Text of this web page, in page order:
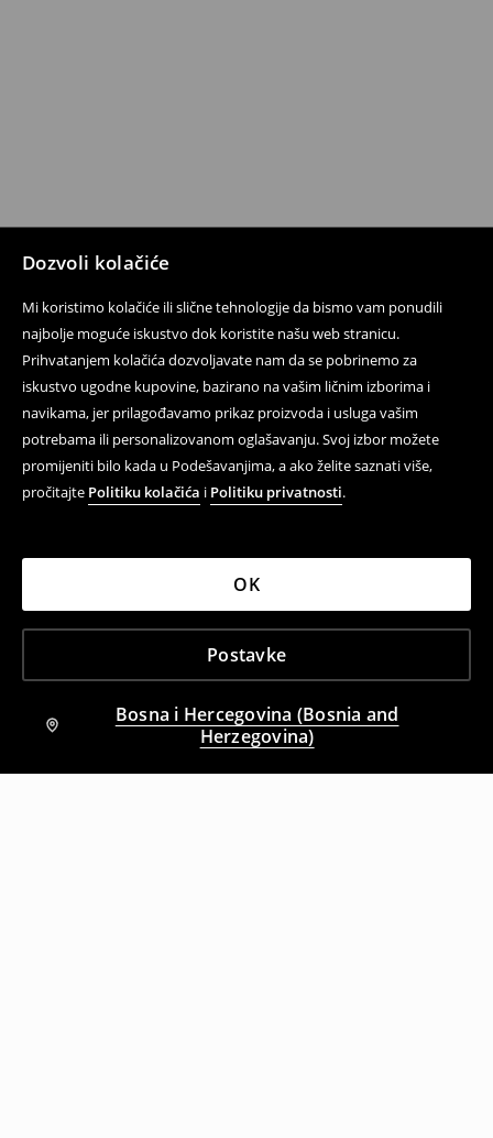
Dozvoli kolačiće
Mi koristimo kolačiće ili slične tehnologije da bismo vam ponudili
najbolje moguće iskustvo dok koristite našu web stranicu.
Prihvatanjem kolačića dozvoljavate nam da se pobrinemo za
iskustvo ugodne kupovine, bazirano na vašim ličnim izborima i
navikama, jer prilagođavamo prikaz proizvoda i usluga vašim
potrebama ili personalizovanom oglašavanju. Svoj izbor možete
promijeniti bilo kada u Podešavanjima, a ako želite saznati više,
pročitajte Politiku kolačića i Politiku privatnosti.
Postavke
OK
Bosna i Hercegovina (Bosnia and
Herzegovina)